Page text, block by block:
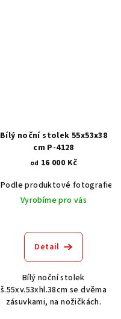
Bílý noční stolek 55x53x38
cm P-4128
od 16 000 Kč
Podle produktové fotografie
Vyrobíme pro vás
Detail
Bílý noční stolek
š.55xv.53xhl.38cm se dvěma
zásuvkami, na nožičkách.